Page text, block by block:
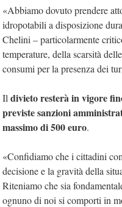
«Abbiamo dovuto prendere
idropotabili a disposizione
Chelini – particolarmente
temperature, della scarsità
consumi per la presenza dei
Il divieto resterà in vigore
previste sanzioni
massimo di 500 euro.
«Confidiamo che i cittadini
decisione e la gravità della
Riteniamo che sia
ognuno di noi si comporti in